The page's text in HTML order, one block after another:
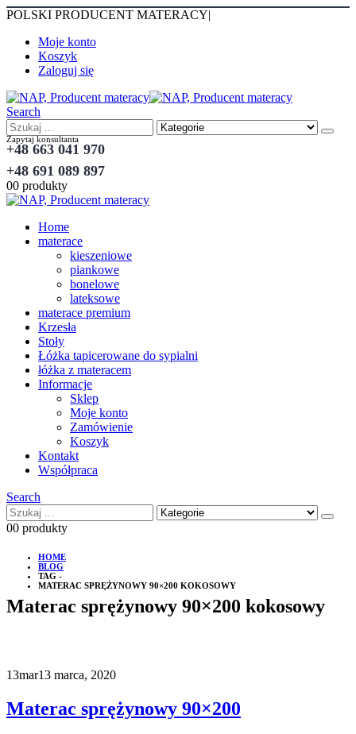
POLSKI PRODUCENT MATERACY|
Moje konto
Koszyk
Zaloguj się
Search
Zapytaj konsultanta
+48 663 041 970
+48 691 089 897
00 produkty
Home
materace
kieszeniowe
piankowe
bonelowe
lateksowe
materace premium
Krzesła
Stoły
Łóżka tapicerowane do sypialni
łóżka z materacem
Informacje
Sklep
Moje konto
Zamówienie
Koszyk
Kontakt
Współpraca
Search
00 produkty
HOME
BLOG
TAG -
MATERAC SPRĘŻYNOWY 90×200 KOKOSOWY
Materac sprężynowy 90×200 kokosowy
13mar13 marca, 2020
Materac sprężynowy 90×200